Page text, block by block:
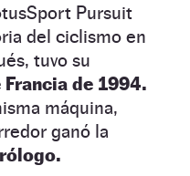
Pursuit
del ciclismo en
tuvo su
Francia de 1994.
máquina,
ganó la